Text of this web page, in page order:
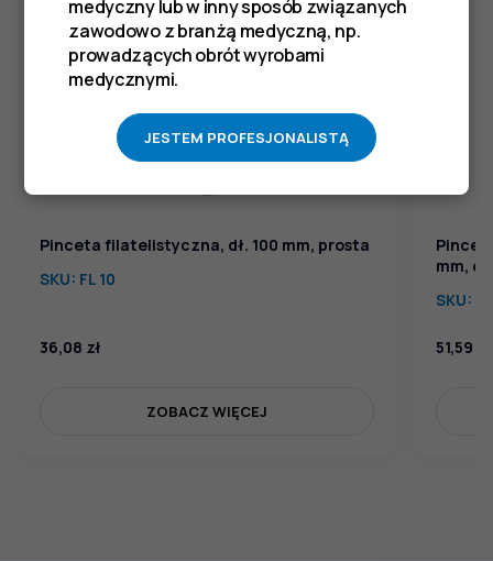
Pinceta filatelistyczna, dł. 100 mm, prosta
SKU: FL 10
36,08 zł
ZOBACZ WIĘCEJ
mm,
SKU:
51,59
medyczny lub w inny sposób związanych
zawodowo z branżą medyczną, np.
prowadzących obrót wyrobami
medycznymi.
JESTEM PROFESJONALISTĄ